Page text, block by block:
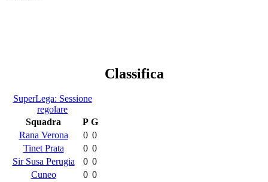
Classifica
SuperLega: Sessione
regolare
Squadra
P G
Rana Verona
0 0
Tinet Prata
0 0
Sir Susa Perugia
0 0
Cuneo
0 0